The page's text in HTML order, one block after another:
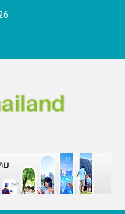
วิตกับ